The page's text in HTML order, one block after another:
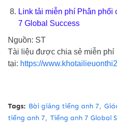
Link tải miễn phíPhân phối
7 Global Success
Nguồn: ST
Tài liệu được chia sẻ miễn phí
tại: https://
Tags: Bài giảng tiếng anh 7
tiếng anh 7
Tiếng anh 7 Global